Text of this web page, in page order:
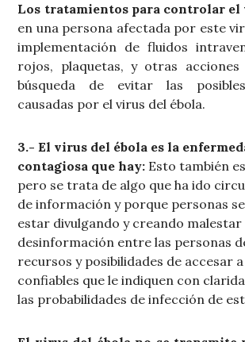
Los tratamientos para controlar el
en una persona afectada por este
implementación de fluidos
rojos, plaquetas, y otras
búsqueda de evitar las
causadas por el virus del ébola.
3.- El virus del ébola es la
contagiosa que hay: Esto también
pero se trata de algo que ha ido
de información y porque personas
estar divulgando y creando malestar
desinformación entre las personas
recursos y posibilidades de accesar
confiables que le indiquen con
las probabilidades de infección de